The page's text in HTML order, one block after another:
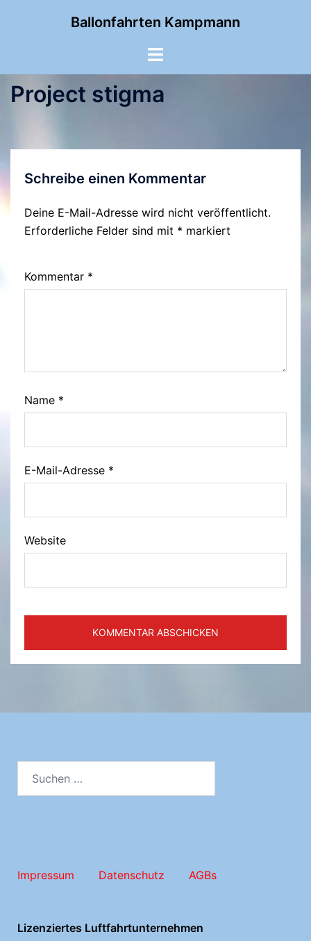
Ballonfahrten Kampmann
Menü
Project stigma
Schreibe einen Kommentar
Deine E-Mail-Adresse wird nicht veröffentlicht.
Erforderliche Felder sind mit * markiert
Kommentar *
Name *
E-Mail-Adresse *
Website
Impressum Datenschutz AGBs
Lizenziertes Luftfahrtunternehmen